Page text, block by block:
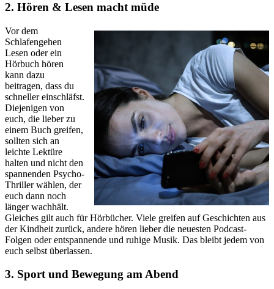
2. Hören & Lesen macht müde
Vor dem
Schlafengehen
Lesen oder ein
Hörbuch hören
kann dazu
beitragen, dass du
schneller einschläfst.
Diejenigen von
euch, die lieber zu
einem Buch greifen,
sollten sich an
leichte Lektüre
halten und nicht den
spannenden Psycho-
Thriller wählen, der
euch dann noch
länger wachhält.
Gleiches gilt auch für Hörbücher. Viele greifen auf Geschichten aus
der Kindheit zurück, andere hören lieber die neuesten Podcast-
Folgen oder entspannende und ruhige Musik. Das bleibt jedem von
euch selbst überlassen.
3. Sport und Bewegung am Abend